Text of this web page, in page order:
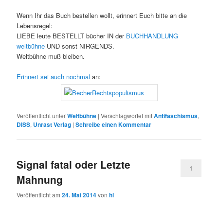
Wenn Ihr das Buch bestellen wollt, erinnert Euch bitte an die
Lebensregel:
LIEBE leute BESTELLT bücher IN derBUCHHANDLUNG
weltbühne UND sonst NIRGENDS.
Weltbühne muß bleiben.
Erinnert sei auch nochmal an:
Veröffentlicht unterWeltbühne |Verschlagwortet mitAntifaschismus,
DISS, Unrast Verlag |Schreibe einen Kommentar
Signal fatal oder Letzte
Mahnung
Veröffentlicht am24. Mai 2014vonhl
1